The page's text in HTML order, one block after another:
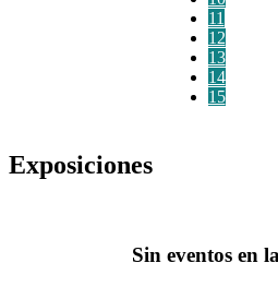
11
12
13
14
15
Exposiciones
Sin eventos en